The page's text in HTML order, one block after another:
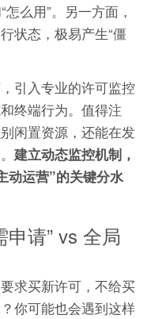
么用”。另一方面，
状态，极易产生“僵
引入专业的许可监控
终端行为。值得注
闲置资源，还能在发
建立动态监控机制，
动运营”的关键分水
请” vs 全局
求买新许可，不给买
你可能也会遇到这样